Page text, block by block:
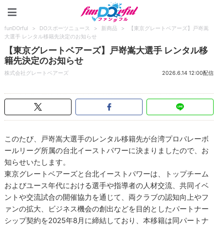
funDOrful > DOスポーツニュース > 新商品 >
【東京グレートベアーズ】戸嵜嵩
大選手 レンタル移籍先決定のお知らせ
【東京グレートベアーズ】戸嵜嵩大選手 レンタル移
籍先決定のお知らせ
株式会社グレートベアーズ 2026.6.14 12:00配信
このたび、戸嵜嵩大選手のレンタル移籍先が台湾プロバレーボ
ールリーグ所属の台北イーストパワーに決まりましたので、お
知らせいたします。
東京グレートベアーズと台北イーストパワーは、トップチーム
およびユース年代における選手や指導者の人材交流、共同イベ
ントや交流試合の開催協力を通じて、両クラブの認知向上やフ
ァンの拡大、ビジネス機会の創出などを目的としたパートナー
シップ契約を2025年8月に締結しており、本移籍は同パートナ